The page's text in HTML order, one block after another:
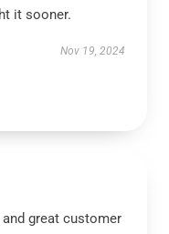
it sooner.
Nov 19, 2024
great customer